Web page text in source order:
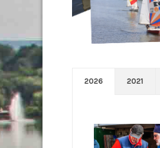
2026 2021